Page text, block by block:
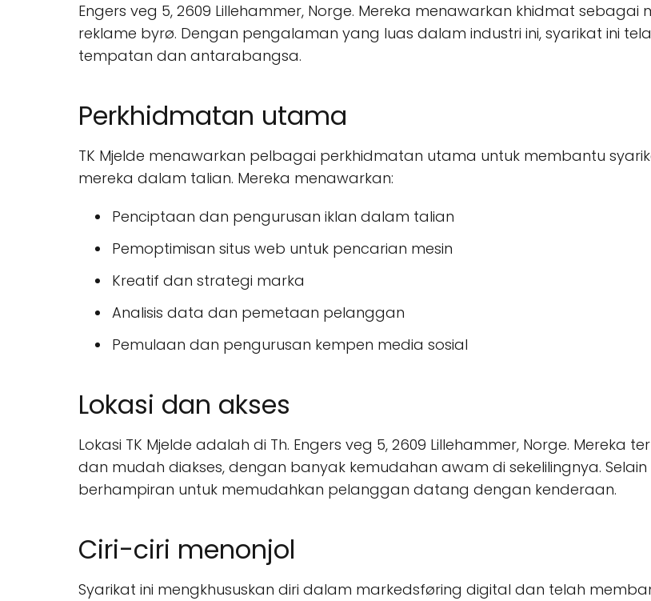
Engers veg 5, 2609 Lillehammer, Norge. Mereka menawarkan khidmat
reklame byrø. Dengan pengalaman yang luas dalam industri ini, syarikat ini
tempatan dan antarabangsa.
Perkhidmatan utama
TK Mjelde menawarkan pelbagai perkhidmatan utama untuk membantu
mereka dalam talian. Mereka menawarkan:
Penciptaan dan pengurusan iklan dalam talian
Pemoptimisan situs web untuk pencarian mesin
Kreatif dan strategi marka
Analisis data dan pemetaan pelanggan
Pemulaan dan pengurusan kempen media sosial
Lokasi dan akses
Lokasi TK Mjelde adalah di Th. Engers veg 5, 2609 Lillehammer, Norge.
dan mudah diakses, dengan banyak kemudahan awam di sekelilingnya.
berhampiran untuk memudahkan pelanggan datang dengan kenderaan.
Ciri-ciri menonjol
Syarikat ini mengkhususkan diri dalam markedsføring digital dan telah